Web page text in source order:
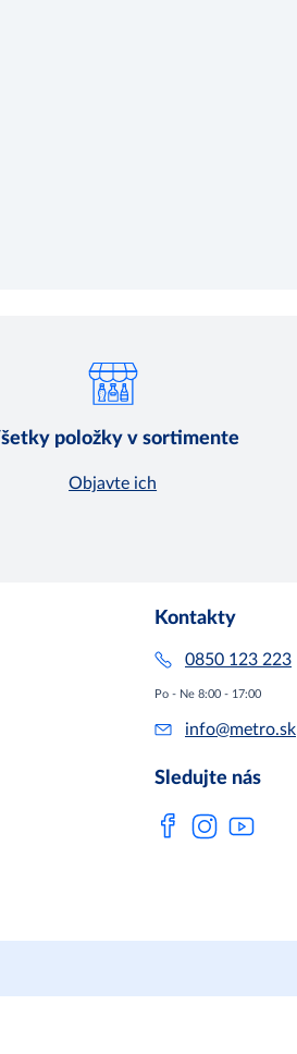
položky v sortimente
Objavte ich
Kontakty
0850 123 223
Po - Ne 8:00 - 17:00
info@metro.sk
Sledujte nás